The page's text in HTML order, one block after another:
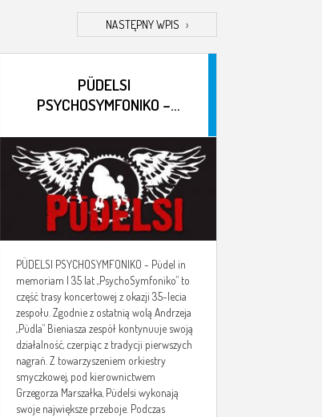
NASTĘPNY WPIS ›
PÜDELSI
PSYCHOSYMFONIKO –
PÜDELSI PSYCHOSYMFONIKO - Püdel in
memoriam | 35 lat „PsychoSymfoniko” to
część trasy koncertowej z okazji 35-lecia
zespołu. Zgodnie z ostatnią wolą Andrzeja
„Püdla” Bieniasza zespół kontynuuje swoją
działalność, czerpiąc z tradycji pierwszych
nagrań. Z towarzyszeniem orkiestry
smyczkowej, pod kierownictwem
Grzegorza Marszałka, Püdelsi wykonają
swoje największe przeboje. Podczas